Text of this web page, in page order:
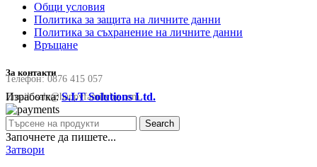
Общи условия
Политика за защита на личните данни
Политика за съхранение на личните данни
Връщане
За контакти
Телефон:0876 415 057
Email:sale@happyfamilybg.com
Изработка:S.I.T Solutions Ltd.
Search
Започнете да пишете...
Затвори